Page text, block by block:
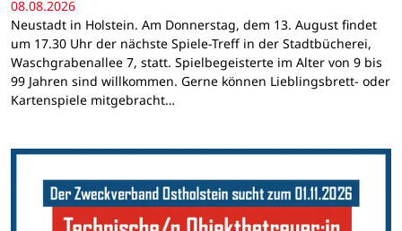
08.08.2026
Neustadt in Holstein. Am Donnerstag, dem 13. August findet
um 17.30 Uhr der nächste Spiele-Treff in der Stadtbücherei,
Waschgrabenallee 7, statt. Spielbegeisterte im Alter von 9 bis
99 Jahren sind willkommen. Gerne können Lieblingsbrett- oder
Kartenspiele mitgebracht…